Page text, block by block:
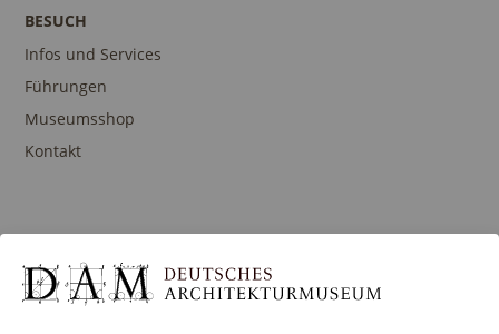
BESUCH
Infos und Services
Führungen
Museumsshop
Kontakt
Ausstellungen